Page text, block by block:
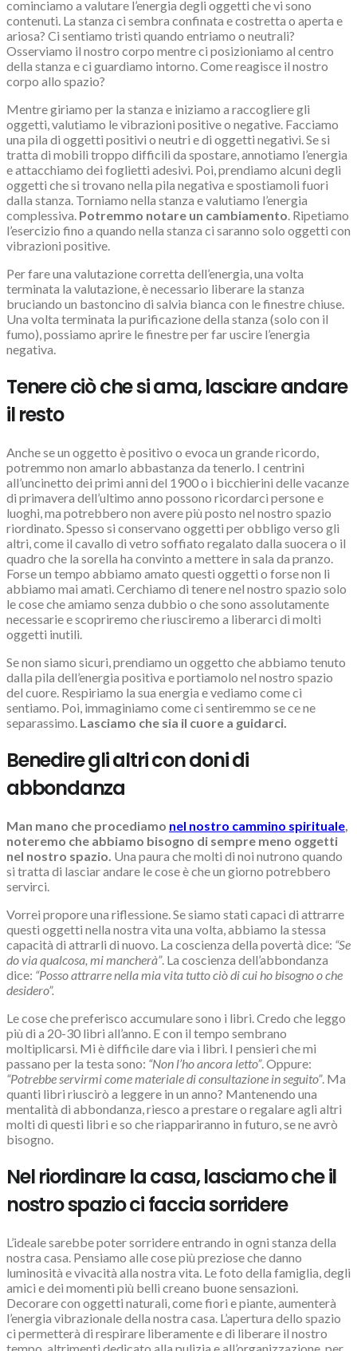
cominciamo a valutare l’energia degli oggetti che vi sono
contenuti. La stanza ci sembra confinata e costretta o aperta e
ariosa? Ci sentiamo tristi quando entriamo o neutrali?
Osserviamo il nostro corpo mentre ci posizioniamo al centro
della stanza e ci guardiamo intorno. Come reagisce il nostro
corpo allo spazio?
Mentre giriamo per la stanza e iniziamo a raccogliere gli
oggetti, valutiamo le vibrazioni positive o negative. Facciamo
una pila di oggetti positivi o neutri e di oggetti negativi. Se si
tratta di mobili troppo difficili da spostare, annotiamo l’energia
e attacchiamo dei foglietti adesivi. Poi, prendiamo alcuni degli
oggetti che si trovano nella pila negativa e spostiamoli fuori
dalla stanza. Torniamo nella stanza e valutiamo l’energia
complessiva. Potremmo notare un cambiamento. Ripetiamo
l’esercizio fino a quando nella stanza ci saranno solo oggetti con
vibrazioni positive.
Per fare una valutazione corretta dell’energia, una volta
terminata la valutazione, è necessario liberare la stanza
bruciando un bastoncino di salvia bianca con le finestre chiuse.
Una volta terminata la purificazione della stanza (solo con il
fumo), possiamo aprire le finestre per far uscire l’energia
negativa.
Tenere ciò che si ama, lasciare andare
il resto
Anche se un oggetto è positivo o evoca un grande ricordo,
potremmo non amarlo abbastanza da tenerlo. I centrini
all’uncinetto dei primi anni del 1900 o i bicchierini delle vacanze
di primavera dell’ultimo anno possono ricordarci persone e
luoghi, ma potrebbero non avere più posto nel nostro spazio
riordinato. Spesso si conservano oggetti per obbligo verso gli
altri, come il cavallo di vetro soffiato regalato dalla suocera o il
quadro che la sorella ha convinto a mettere in sala da pranzo.
Forse un tempo abbiamo amato questi oggetti o forse non li
abbiamo mai amati. Cerchiamo di tenere nel nostro spazio solo
le cose che amiamo senza dubbio o che sono assolutamente
necessarie e scopriremo che riusciremo a liberarci di molti
oggetti inutili.
Se non siamo sicuri, prendiamo un oggetto che abbiamo tenuto
dalla pila dell’energia positiva e portiamolo nel nostro spazio
del cuore. Respiriamo la sua energia e vediamo come ci
sentiamo. Poi, immaginiamo come ci sentiremmo se ce ne
separassimo. Lasciamo che sia il cuore a guidarci.
Benedire gli altri con doni di
abbondanza
Man mano che procediamo nel nostro cammino spirituale,
noteremo che abbiamo bisogno di sempre meno oggetti
nel nostro spazio. Una paura che molti di noi nutrono quando
si tratta di lasciar andare le cose è che un giorno potrebbero
servirci.
Vorrei propore una riflessione. Se siamo stati capaci di attrarre
questi oggetti nella nostra vita una volta, abbiamo la stessa
capacità di attrarli di nuovo. La coscienza della povertà dice: “Se
do via qualcosa, mi mancherà”. La coscienza dell’abbondanza
dice: “Posso attrarre nella mia vita tutto ciò di cui ho bisogno o che
desidero”.
Le cose che preferisco accumulare sono i libri. Credo che leggo
più di a 20-30 libri all’anno. E con il tempo sembrano
moltiplicarsi. Mi è difficile dare via i libri. I pensieri che mi
passano per la testa sono: “Non l’ho ancora letto”. Oppure:
“Potrebbe servirmi come materiale di consultazione in seguito”. Ma
quanti libri riuscirò a leggere in un anno? Mantenendo una
mentalità di abbondanza, riesco a prestare o regalare agli altri
molti di questi libri e so che riappariranno in futuro, se ne avrò
bisogno.
Nel riordinare la casa, lasciamo che il
nostro spazio ci faccia sorridere
L’ideale sarebbe poter sorridere entrando in ogni stanza della
nostra casa. Pensiamo alle cose più preziose che danno
luminosità e vivacità alla nostra vita. Le foto della famiglia, degli
amici e dei momenti più belli creano buone sensazioni.
Decorare con oggetti naturali, come fiori e piante, aumenterà
l’energia vibrazionale della nostra casa. L’apertura dello spazio
ci permetterà di respirare liberamente e di liberare il nostro